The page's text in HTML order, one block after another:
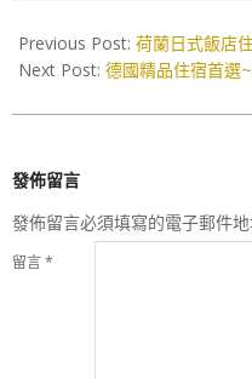
12-
18
Previous Post: 荷蘭日式飯店
Next Post: 德國精品住宿首選
發佈留言
發佈留言必須填寫的電子郵件地
留言*